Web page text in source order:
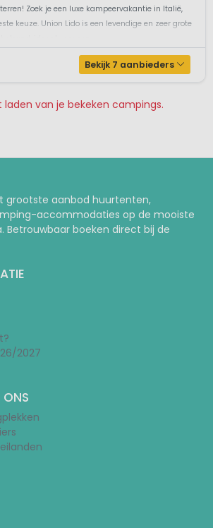
Zoek je een luxe kampeervakantie in Italië,
keuze. Union Lido is een levendige en zeer grote
Bekijk 7 aanbieders
laden van je bekeken campings.
grootste aanbod huurtenten,
accommodaties op de mooiste
Betrouwbaar boeken direct bij de
2027